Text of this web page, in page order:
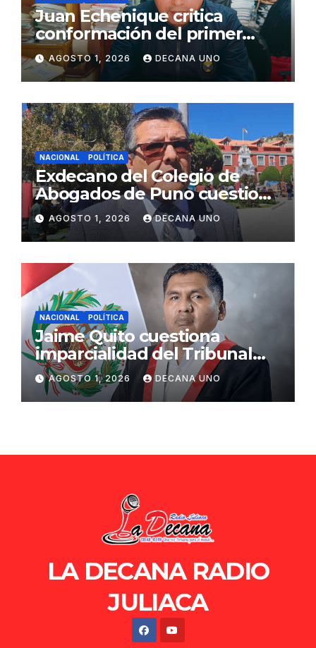
Juan Echenique critica
conformación del primer
gabinete ministerial de Keiko
Fujimori
AGOSTO 1, 2026 DECANA UNO
NACIONAL POLÍTICA
Exdecano del Colegio de
Abogados de Puno cuestiona
propuestas sobre seguridad
ciudadana
AGOSTO 1, 2026 DECANA UNO
NACIONAL POLÍTICA
Jaime Quito cuestiona
imparcialidad del Tribunal
Constitucional tras liberación
de Ollanta Humala
AGOSTO 1, 2026 DECANA UNO
LA DECANA RADIO
JULIACA